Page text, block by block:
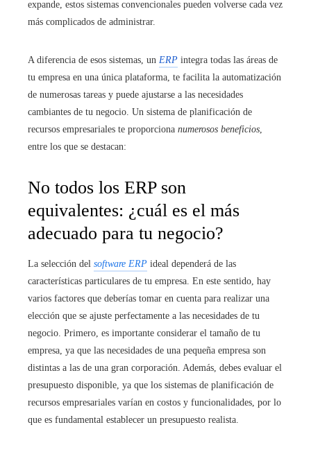
expande, estos sistemas convencionales pueden volverse cada vez
más complicados de administrar.
A diferencia de esos sistemas, un ERP integra todas las áreas de
tu empresa en una única plataforma, te facilita la automatización
de numerosas tareas y puede ajustarse a las necesidades
cambiantes de tu negocio. Un sistema de planificación de
recursos empresariales te proporciona numerosos beneficios,
entre los que se destacan:
No todos los ERP son
equivalentes: ¿cuál es el más
adecuado para tu negocio?
La selección del software ERP ideal dependerá de las
características particulares de tu empresa. En este sentido, hay
varios factores que deberías tomar en cuenta para realizar una
elección que se ajuste perfectamente a las necesidades de tu
negocio. Primero, es importante considerar el tamaño de tu
empresa, ya que las necesidades de una pequeña empresa son
distintas a las de una gran corporación. Además, debes evaluar el
presupuesto disponible, ya que los sistemas de planificación de
recursos empresariales varían en costos y funcionalidades, por lo
que es fundamental establecer un presupuesto realista.